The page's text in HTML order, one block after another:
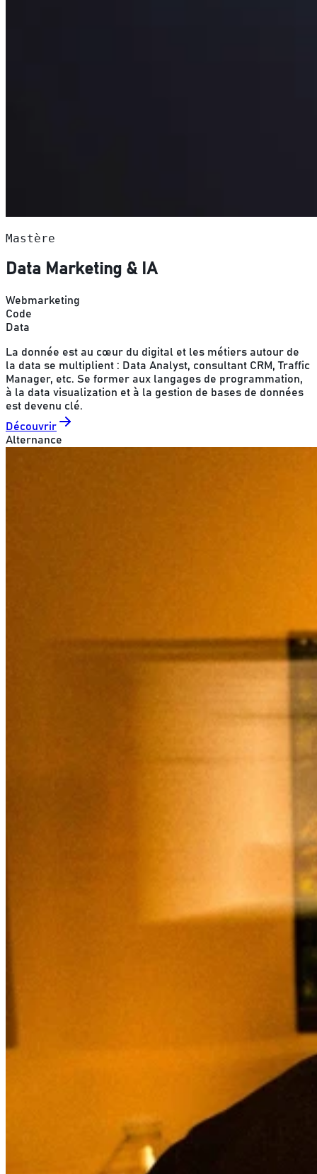
Mastère
Data Marketing & IA
Webmarketing
Code
Data
La donnée est au cœur du digital et les métiers autour de
la data se multiplient : Data Analyst, consultant CRM, Traffic
Manager, etc. Se former aux langages de programmation,
à la data visualization et à la gestion de bases de données
est devenu clé.
Découvrir
Alternance